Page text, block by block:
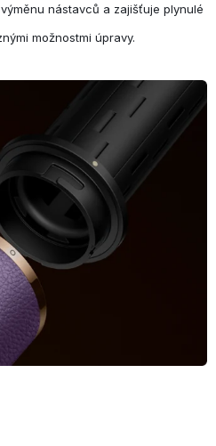
nástavců a zajišťuje plynulé
možnostmi úpravy.